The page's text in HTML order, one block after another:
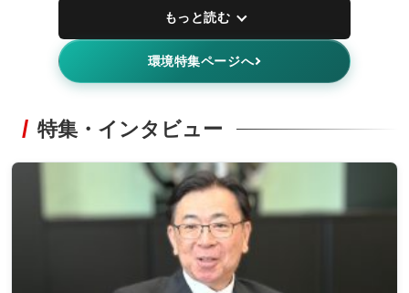
もっと読む
環境特集ページへ
特集・インタビュー